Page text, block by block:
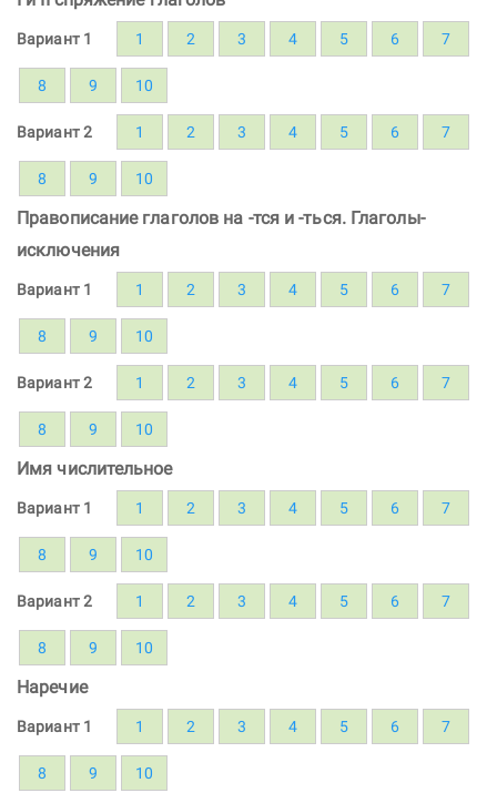
Вариант 1 1 2 3 4 5 6 7
8 9 10
Вариант 2 1 2 3 4 5 6 7
8 9 10
Правописание глаголов на -тся и -ться. Глаголы-
исключения
Вариант 1 1 2 3 4 5 6 7
8 9 10
Вариант 2 1 2 3 4 5 6 7
8 9 10
Имя числительное
Вариант 1 1 2 3 4 5 6 7
8 9 10
Вариант 2 1 2 3 4 5 6 7
8 9 10
Наречие
Вариант 1 1 2 3 4 5 6 7
8 9 10